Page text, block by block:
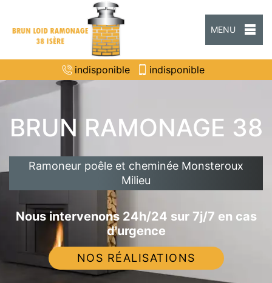
MENU
indisponible indisponible
BRUN RAMONAGE 38
Ramoneur poêle et cheminée Monsteroux
Milieu
Nous intervenons 24h/24 sur 7j/7 en cas
d'urgence
NOS RÉALISATIONS